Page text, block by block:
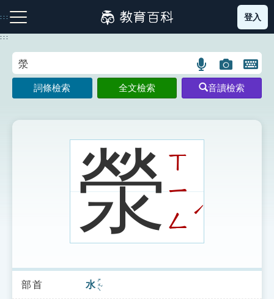
到
主
:::
注音索引圖示 筆畫索引圖示 部首索引表圖示
索引選單
登入
:::
語
言
搜
示
圖
片
搜
開
鍵
圖
詞條檢索 全文檢索 音讀檢索
滎ㄒ
ㄧ
ㄥ
ˊ
部首 水 ㄕㄨㄟˇ